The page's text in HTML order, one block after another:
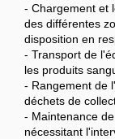
- Chargement et
des différentes
disposition en
- Transport de
les produits
- Rangement de
déchets de
- Maintenance
nécessitant